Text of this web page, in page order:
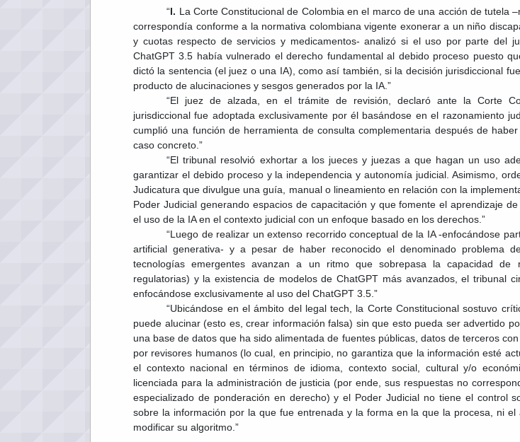
“I. La Corte Constitucional de Colombia en el marco de una acción de tutela
correspondía conforme a la normativa colombiana vigente exonerar a un niño
y cuotas respecto de servicios y medicamentos- analizó si el uso por parte del
ChatGPT 3.5 había vulnerado el derecho fundamental al debido proceso puesto
dictó la sentencia (el juez o una IA), como así también, si la decisión jurisdiccional
producto de alucinaciones y sesgos generados por la IA.”
“El juez de alzada, en el trámite de revisión, declaró ante la Corte
jurisdiccional fue adoptada exclusivamente por él basándose en el razonamiento
cumplió una función de herramienta de consulta complementaria después de
caso concreto.”
“El tribunal resolvió exhortar a los jueces y juezas a que hagan un uso
garantizar el debido proceso y la independencia y autonomía judicial. Asimismo,
Judicatura que divulgue una guía, manual o lineamiento en relación con la
Poder Judicial generando espacios de capacitación y que fomente el aprendizaje
el uso de la IA en el contexto judicial con un enfoque basado en los derechos.”
“Luego de realizar un extenso recorrido conceptual de la IA -enfocándose
artificial generativa- y a pesar de haber reconocido el denominado problema
tecnologías emergentes avanzan a un ritmo que sobrepasa la capacidad de
regulatorias) y la existencia de modelos de ChatGPT más avanzados, el tribunal
enfocándose exclusivamente al uso del ChatGPT 3.5.”
“Ubicándose en el ámbito del legal tech, la Corte Constitucional sostuvo
puede alucinar (esto es, crear información falsa) sin que esto pueda ser advertido
una base de datos que ha sido alimentada de fuentes públicas, datos de terceros
por revisores humanos (lo cual, en principio, no garantiza que la información esté
el contexto nacional en términos de idioma, contexto social, cultural y/o
licenciada para la administración de justicia (por ende, sus respuestas no
especializado de ponderación en derecho) y el Poder Judicial no tiene el control
sobre la información por la que fue entrenada y la forma en la que la procesa, ni
modificar su algoritmo.”